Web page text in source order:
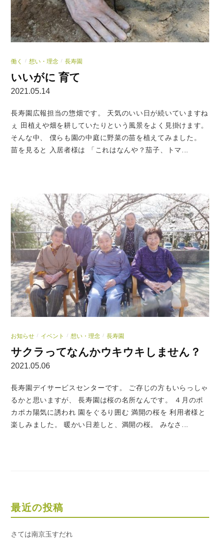
働く / 想い・理念 / 長寿園
いいがに 育て
2021.05.14
長寿園広報担当の惣畑です。 天気のいい日が続いていますね
ぇ 田植えや畑を耕していたりという風景をよく見掛けます。
そんな中、 僕らも園の中庭に野菜の苗を植えてみました。
苗を見ると 入居者様は 「これはなんや？茄子、トマ...
お知らせ / イベント / 想い・理念 / 長寿園
サクラってなんかウキウキしません？
2021.05.06
長寿園デイサービスセンターです。 ご存じの方もいらっしゃ
るかと思いますが、 長寿園は桜の名所なんです。 ４月のポ
カポカ陽気に誘われ 園をぐるり囲む 満開の桜を 利用者様と
楽しみました。 暖かい日差しと、満開の桜。 みなさ...
最近の投稿
さては南京玉すだれ